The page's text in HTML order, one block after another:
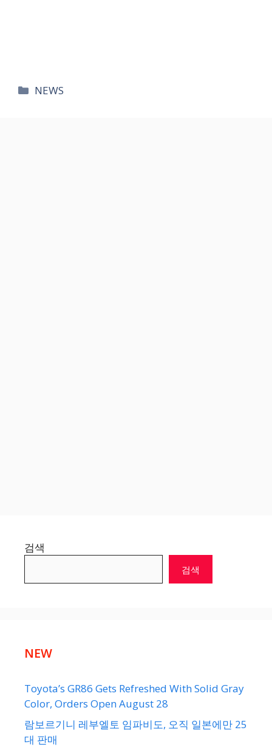
카
NEWS
검색
검색
NEW
Toyota’s GR86 Gets Refreshed With Solid Gray
Color, Orders Open August 28
람보르기니 레부엘토 임파비도, 오직 일본에만 25
대 판매